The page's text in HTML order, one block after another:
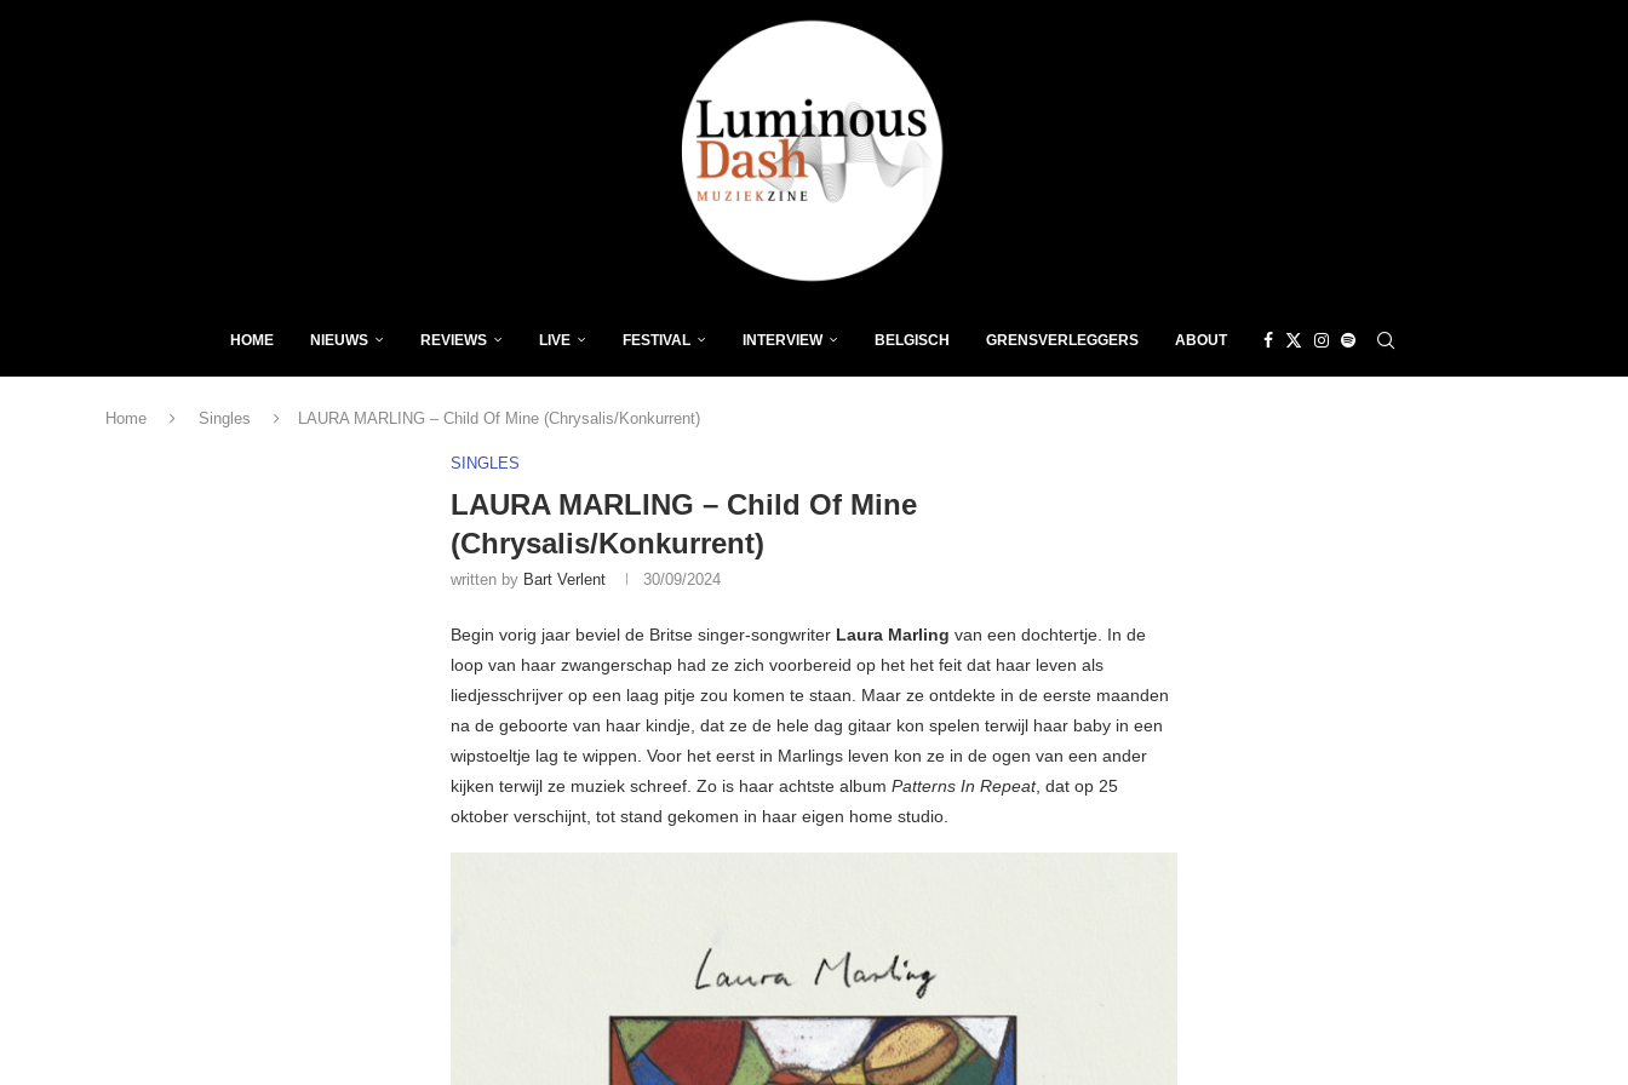
HOME NIEUWS REVIEWS LIVE FESTIVAL INTERVIEW BELGISCH GRENSVERLEGGERS ABOUT
Home Singles LAURA MARLING – Child Of Mine (Chrysalis/Konkurrent)
SINGLES
LAURA MARLING – Child Of Mine
(Chrysalis/Konkurrent)
written by Bart Verlent 30/09/2024
Begin vorig jaar beviel de Britse singer-songwriter Laura Marling van een dochtertje. In de
loop van haar zwangerschap had ze zich voorbereid op het het feit dat haar leven als
liedjesschrijver op een laag pitje zou komen te staan. Maar ze ontdekte in de eerste maanden
na de geboorte van haar kindje, dat ze de hele dag gitaar kon spelen terwijl haar baby in een
wipstoeltje lag te wippen. Voor het eerst in Marlings leven kon ze in de ogen van een ander
kijken terwijl ze muziek schreef. Zo is haar achtste album Patterns In Repeat, dat op 25
oktober verschijnt, tot stand gekomen in haar eigen home studio.